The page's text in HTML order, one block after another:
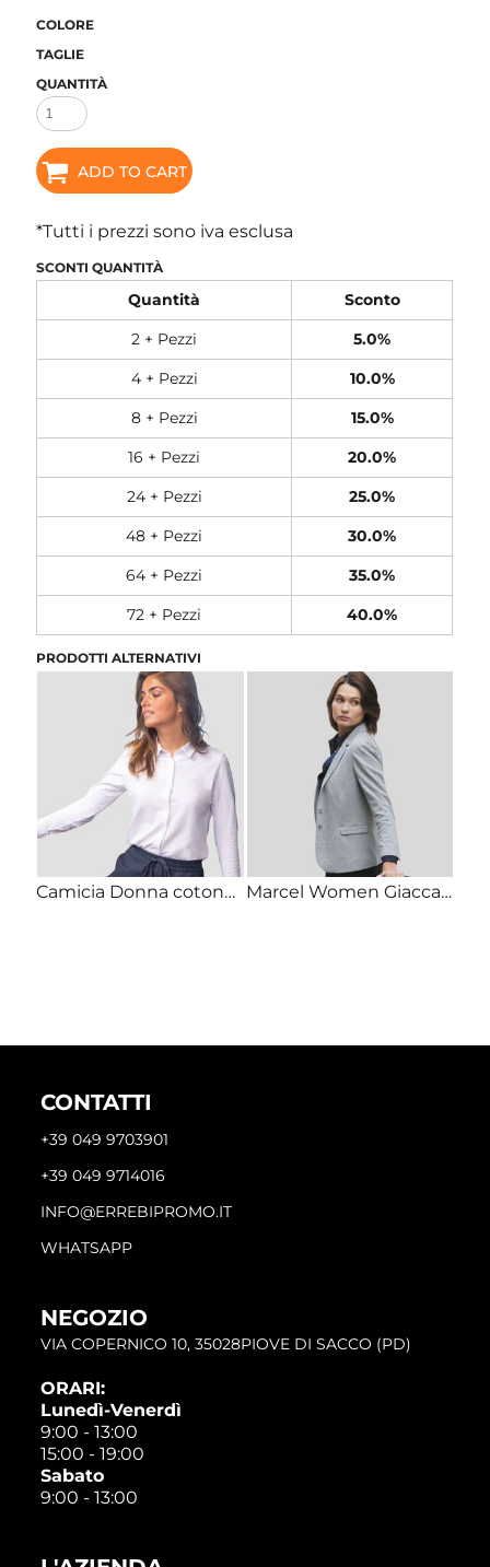
COLORE
TAGLIE
QUANTITÀ
ADD TO CART
*Tutti i prezzi sono iva esclusa
SCONTI QUANTITÀ
Quantità
Sconto
2 + Pezzi
5.0%
4 + Pezzi
10.0%
8 + Pezzi
15.0%
16 + Pezzi
20.0%
24 + Pezzi
25.0%
48 + Pezzi
30.0%
64 + Pezzi
35.0%
72 + Pezzi
40.0%
PRODOTTI ALTERNATIVI
Camicia Donna cotone piquet bio BASILE WOMEN Marcel Women Giacca donna 2 bottoni 67% poliestere, 33% cotone piqué 210gr
CONTATTI
+39 049 9703901
+39 049 9714016
INFO@ERREBIPROMO.IT
WHATSAPP
NEGOZIO
VIA COPERNICO 10, 35028PIOVE DI SACCO (PD)
ORARI:
Lunedì-Venerdì
9:00 - 13:00
15:00 - 19:00
Sabato
9:00 - 13:00